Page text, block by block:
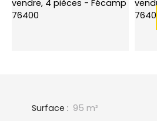
Surface : 95 m²